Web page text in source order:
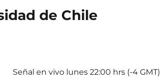
de Chile
Señal en vivo lunes 22:00 hrs (-4 GMT)